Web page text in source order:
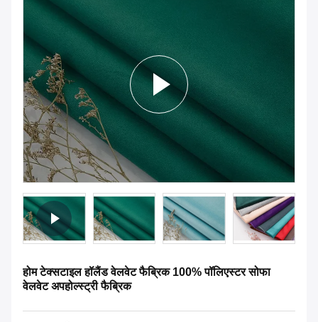
होम टेक्सटाइल हॉलैंड वेलवेट फैब्रिक 100% पॉलिएस्टर सोफा
वेलवेट अपहोल्स्ट्री फैब्रिक